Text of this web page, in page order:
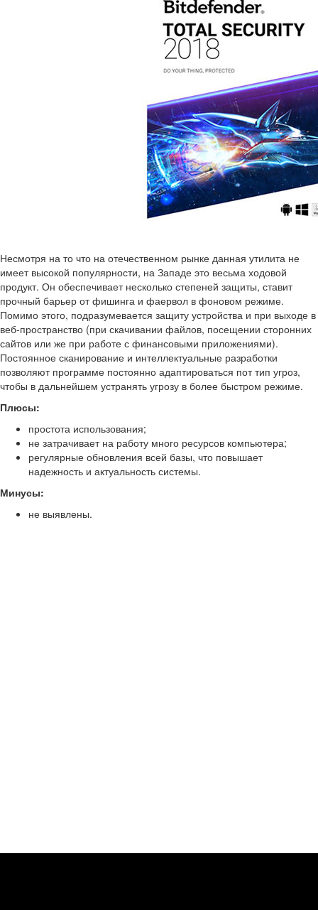
Несмотря на то что на отечественном рынке данная утилита не
имеет высокой популярности, на Западе это весьма ходовой
продукт. Он обеспечивает несколько степеней защиты, ставит
прочный барьер от фишинга и фаервол в фоновом режиме.
Помимо этого, подразумевается защиту устройства и при выходе в
веб-пространство (при скачивании файлов, посещении сторонних
сайтов или же при работе с финансовыми приложениями).
Постоянное сканирование и интеллектуальные разработки
позволяют программе постоянно адаптироваться пот тип угроз,
чтобы в дальнейшем устранять угрозу в более быстром режиме.
Плюсы:
простота использования;
не затрачивает на работу много ресурсов компьютера;
регулярные обновления всей базы, что повышает
надежность и актуальность системы.
Минусы:
не выявлены.